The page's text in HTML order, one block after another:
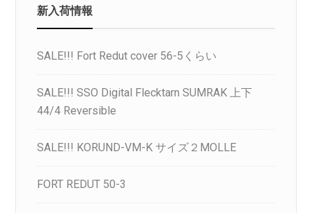
新入荷情報
SALE!!! Fort Redut cover 56-5くらい
SALE!!! SSO Digital Flecktarn SUMRAK 上下
44/4 Reversible
SALE!!! KORUND-VM-K サイズ２MOLLE
FORT REDUT 50-3